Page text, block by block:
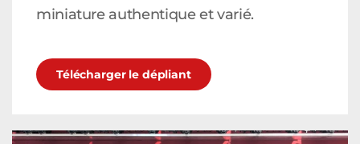
miniature authentique et varié.
Télécharger le dépliant